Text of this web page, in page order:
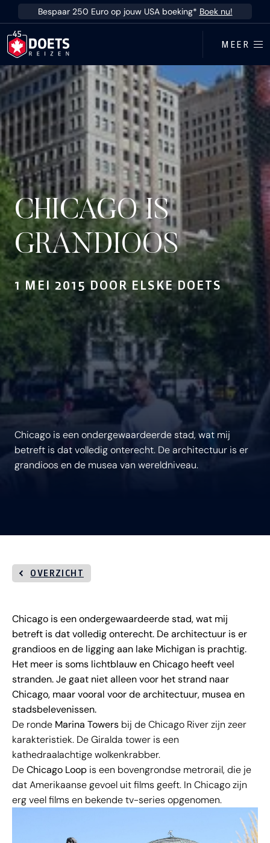
Ga direct naar inhoud
Bespaar 250 Euro op jouw USA boeking* Boek nu!
MEER
CHICAGO IS
GRANDIOOS
1 MEI 2015 DOOR ELSKE DOETS
Chicago is een ondergewaardeerde stad, wat mij
betreft is dat volledig onterecht. De architectuur is er
grandioos en de musea van wereldniveau.
OVERZICHT
Chicago is een ondergewaardeerde stad, wat mij
betreft is dat volledig onterecht. De architectuur is er
grandioos en de ligging aan lake Michigan is prachtig.
Het meer is soms lichtblauw en Chicago heeft veel
stranden. Je gaat niet alleen voor het strand naar
Chicago, maar vooral voor de architectuur, musea en
stadsbelevenissen.
De ronde Marina Towers bij de Chicago River zijn zeer
karakteristiek. De Giralda tower is een
kathedraalachtige wolkenkrabber.
DeChicago Loop is een bovengrondse metrorail, die je
dat Amerikaanse gevoel uit films geeft. In Chicago zijn
erg veel films en bekende tv-series opgenomen.